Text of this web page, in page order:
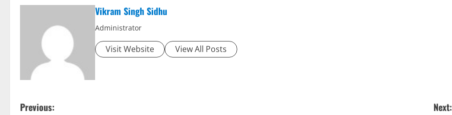
Vikram Singh Sidhu
Administrator
Visit Website View All Posts
P
Previous:
Next: